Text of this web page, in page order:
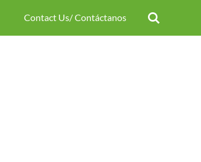
Contact Us/ Contáctanos